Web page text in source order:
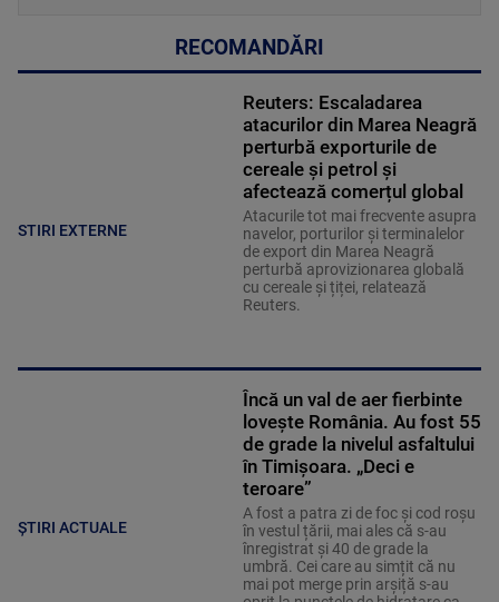
RECOMANDĂRI
STIRI EXTERNE
Reuters: Escaladarea
atacurilor din Marea Neagră
perturbă exporturile de
cereale și petrol și
afectează comerțul global
Atacurile tot mai frecvente asupra
navelor, porturilor și terminalelor
de export din Marea Neagră
perturbă aprovizionarea globală
cu cereale și țiței, relatează
Reuters.
ȘTIRI ACTUALE
Încă un val de aer fierbinte
lovește România. Au fost 55
de grade la nivelul asfaltului
în Timișoara. „Deci e
teroare”
A fost a patra zi de foc și cod roșu
în vestul țării, mai ales că s-au
înregistrat și 40 de grade la
umbră. Cei care au simțit că nu
mai pot merge prin arșiță s-au